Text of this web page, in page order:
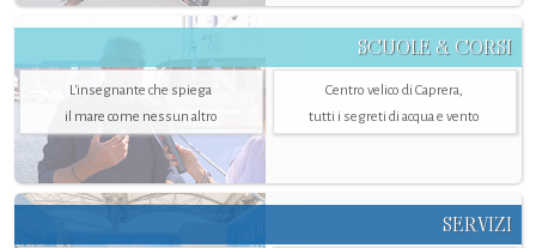
SCUOLE & CORSI
L'insegnante che spiega
il mare come nessun altro
Centro velico di Caprera,
tutti i segreti di acqua e vento
SERVIZI